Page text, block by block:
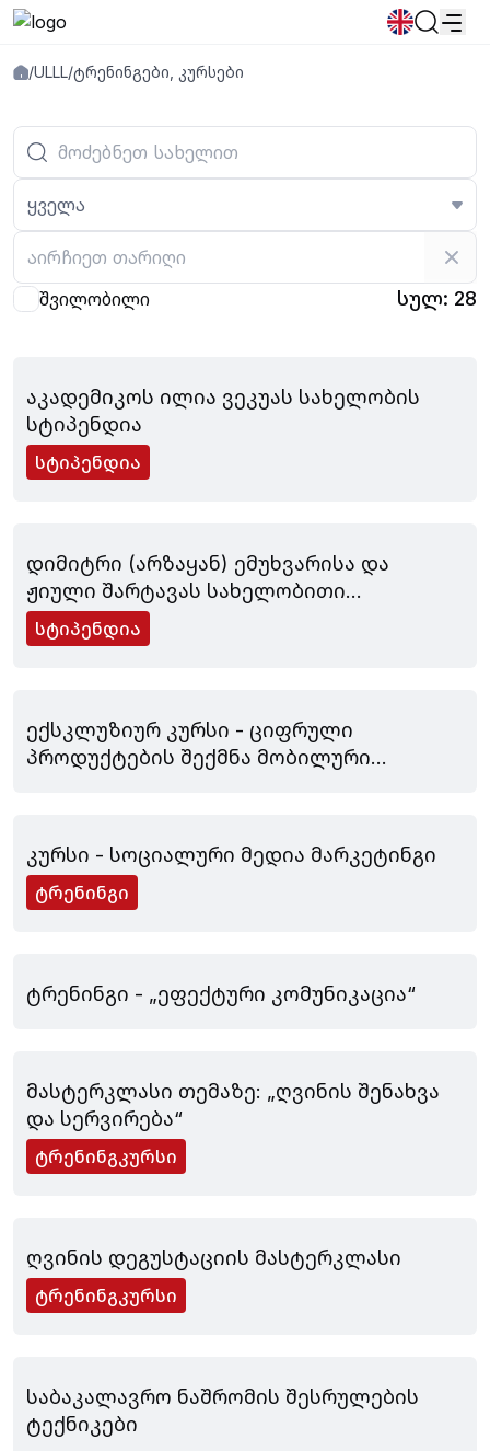
პოპულარული:
ახალი სტუდენტური მოწვევადირექტორიაᲙალენდარი
Ადამიანური რესურსების
/ULLL/ტრენინგები, კურსები
ყველა
შვილობილი სულ: 28
აკადემიკოს ილია ვეკუას სახელობის
სტიპენდია
სტიპენდია
დიმიტრი (არზაყან) ემუხვარისა და
ჟიული შარტავას სახელობითი
სტიპენდიები
სტიპენდია
ექსკლუზიურ კურსი - ციფრული
პროდუქტების შექმნა მობილური
კურსი - სოციალური მედია მარკეტინგი
ტრენინგი
ტრენინგი - „ეფექტური კომუნიკაცია“
მასტერკლასი თემაზე: „ღვინის შენახვა
და სერვირება“
ტრენინგკურსი
ღვინის დეგუსტაციის მასტერკლასი
ტრენინგკურსი
საბაკალავრო ნაშრომის შესრულების
ტექნიკები